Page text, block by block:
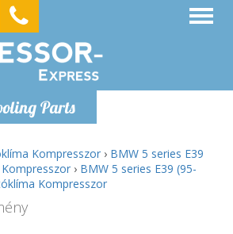
Parts
Kompresszor › BMW 5 series E39
› BMW 5 series E39 (95-
Kompresszor